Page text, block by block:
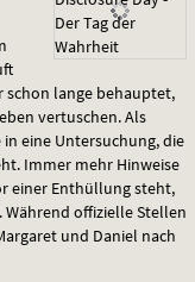
schon lange behauptet,
vertuschen. Als
eine Untersuchung, die
Immer mehr Hinweise
einer Enthüllung steht,
offizielle Stellen
und Daniel nach